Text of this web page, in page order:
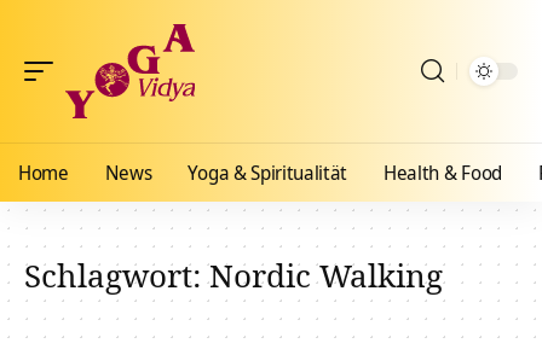
Home News Yoga & Spiritualität Health & Food
Schlagwort:Nordic Walking